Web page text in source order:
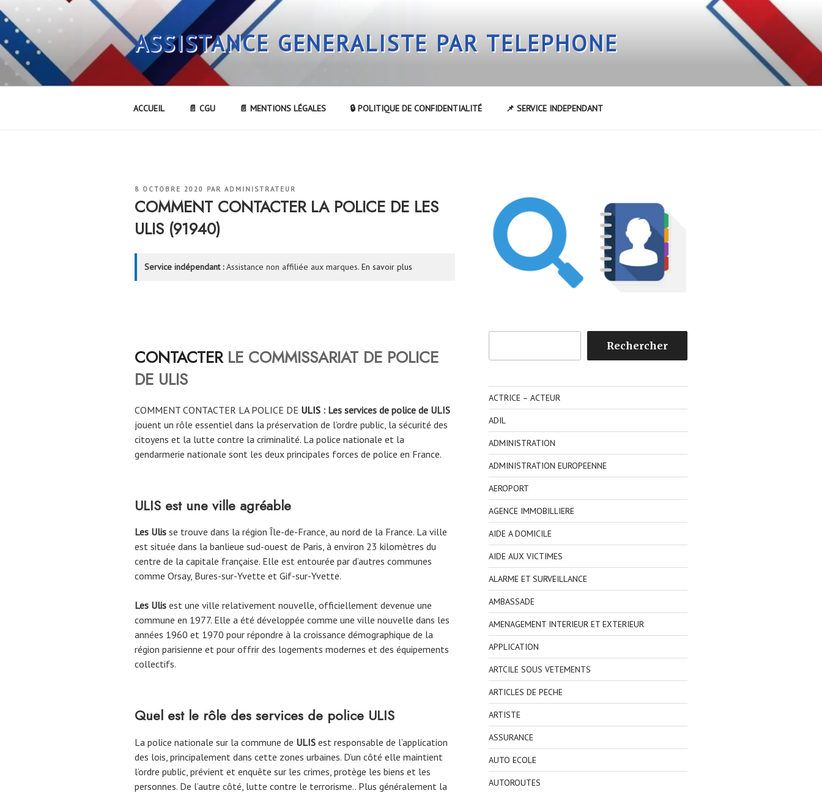
Aller
au
contenu
principal
ASSISTANCE GENERALISTE PAR TELEPHONE
ACCUEIL 📄 CGU 📄 MENTIONS LÉGALES 🔒 POLITIQUE DE CONFIDENTIALITÉ 📌 SERVICE INDEPENDANT
PUBLIÉ
8 OCTOBRE 2020 PAR ADMINISTRATEUR
COMMENT CONTACTER LA POLICE DE LES
ULIS (91940)
Service indépendant :Assistance non affiliée aux marques. En savoir plus
CONTACTERLE COMMISSARIAT DE POLICE
DE ULIS
COMMENT CONTACTER LA POLICE DE ULIS : Les services de police de ULIS
jouent un rôle essentiel dans la préservation de l’ordre public, la sécurité des
citoyens et la lutte contre la criminalité. La police nationale et la
gendarmerie nationale sont les deux principales forces de police en France.
ULIS est une ville agréable
Les Ulis se trouve dans la région Île-de-France, au nord de la France. La ville
est située dans la banlieue sud-ouest de Paris, à environ 23 kilomètres du
centre de la capitale française. Elle est entourée par d’autres communes
comme Orsay, Bures-sur-Yvette et Gif-sur-Yvette.
Les Ulis est une ville relativement nouvelle, officiellement devenue une
commune en 1977. Elle a été développée comme une ville nouvelle dans les
années 1960 et 1970 pour répondre à la croissance démographique de la
région parisienne et pour offrir des logements modernes et des équipements
collectifs.
Quel est le rôle des services de police ULIS
La police nationale sur la commune de ULIS est responsable de l’application
des lois, principalement dans cette zones urbaines. D’un côté elle maintient
l’ordre public, prévient et enquête sur les crimes, protège les biens et les
personnes. De l’autre côté, lutte contre le terrorisme.. Plus généralement la
Rechercher
ACTRICE – ACTEUR
ADIL
ADMINISTRATION
ADMINISTRATION EUROPEENNE
AEROPORT
AGENCE IMMOBILLIERE
AIDE A DOMICILE
AIDE AUX VICTIMES
ALARME ET SURVEILLANCE
AMBASSADE
AMENAGEMENT INTERIEUR ET EXTERIEUR
APPLICATION
ARTCILE SOUS VETEMENTS
ARTICLES DE PECHE
ARTISTE
ASSURANCE
AUTO ECOLE
AUTOROUTES